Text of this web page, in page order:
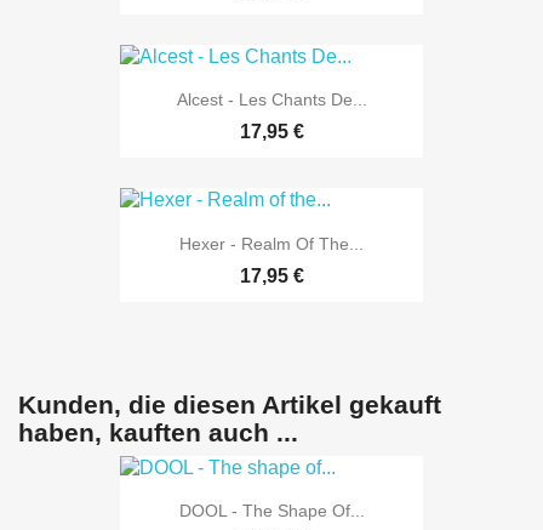
Alcest - Les Chants De...
17,95 €
Hexer - Realm Of The...
17,95 €
Kunden, die diesen Artikel gekauft
haben, kauften auch ...
DOOL - The Shape Of...